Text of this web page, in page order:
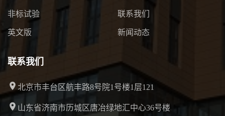
非标试验
英文版
联系我们
新闻动态
联系我们
北京市丰台区航丰路8号院1号楼1层121
山东省济南市历城区唐冶绿地汇中心36号楼